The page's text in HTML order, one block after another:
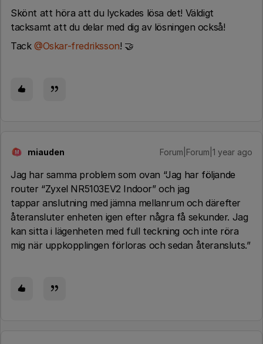
Skönt att höra att du lyckades lösa det! Väldigt
tacksamt att du delar med dig av lösningen också!
Tack ​ @Oskar-fredriksson! 🤝
M miauden Forum|Forum|1 year ago
Jag har samma problem som ovan “Jag har följande
router “Zyxel NR5103EV2 Indoor” och jag
tappar anslutning med jämna mellanrum och därefter
återansluter enheten igen efter några få sekunder. Jag
kan sitta i lägenheten med full teckning och inte röra
mig när uppkopplingen förloras och sedan återansluts.”